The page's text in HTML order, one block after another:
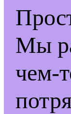
Мы
чем-